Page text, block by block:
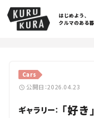
はじめよう、
クルマのある暮
Cars
公開日：2026.04.23
ギャラリー： 「好
Cars
Lifestyle